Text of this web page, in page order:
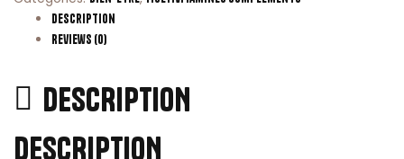
Description
Reviews (0)
DESCRIPTION
DESCRIPTION